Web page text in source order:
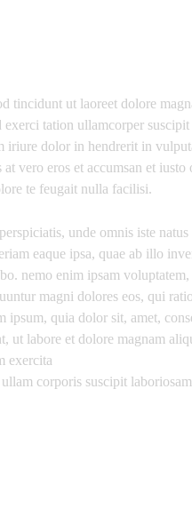
tincidunt ut laoreet dolore
exerci tation ullamcorper
iriure dolor in hendrerit in
at vero eros et accumsan et
te feugait nulla facilisi.
unde omnis iste
eaque ipsa, quae ab illo
nemo enim ipsam
magni dolores eos, qui
ipsum, quia dolor sit, amet,
ut labore et dolore magnam
exercita
corporis suscipit